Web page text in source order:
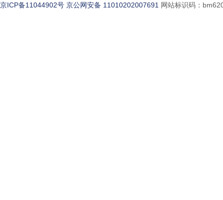
京ICP备11044902号 京公网安备 11010202007691 网站标识码：